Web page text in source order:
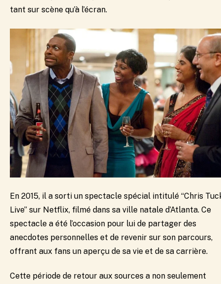
tant sur scène qu’à l’écran.
En 2015, il a sorti un spectacle spécial intitulé “Chris
Live” sur Netflix, filmé dans sa ville natale d’Atlanta. Ce
spectacle a été l’occasion pour lui de partager des
anecdotes personnelles et de revenir sur son parcours,
offrant aux fans un aperçu de sa vie et de sa carrière.
Cette période de retour aux sources a non seulement